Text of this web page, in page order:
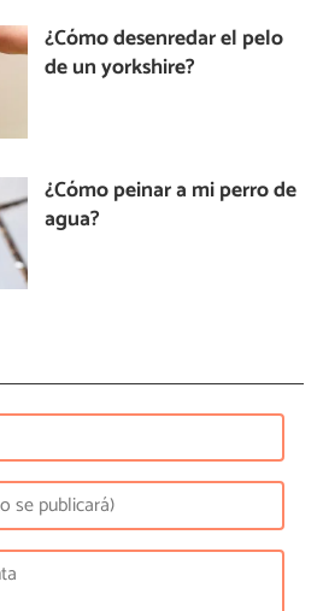
¿Cómo desenredar el pelo
de un yorkshire?
¿Cómo peinar a mi perro de
agua?